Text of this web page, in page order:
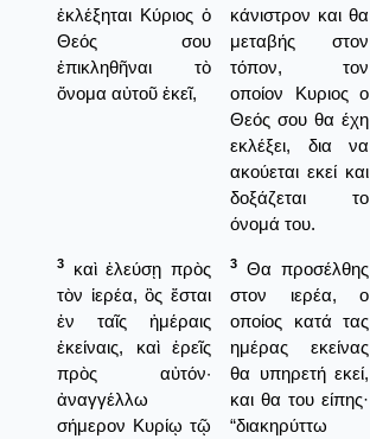
ἐκλέξηται Κύριος ὁ
Θεός σου
ἐπικληθῆναι τὸ
ὄνομα αὐτοῦ ἐκεῖ,
κάνιστρον και θα
μεταβής στον
τόπον, τον
οποίον Κυριος ο
Θεός σου θα έχη
εκλέξει, δια να
ακούεται εκεί και
δοξάζεται το
όνομά του.
3
καὶ ἐλεύσῃ πρὸς
τὸν ἱερέα, ὃς ἔσται
ἐν ταῖς ἡμέραις
ἐκείναις, καὶ ἐρεῖς
πρὸς αὐτόν·
ἀναγγέλλω
σήμερον Κυρίῳ τῷ
3
Θα προσέλθης
στον ιερέα, ο
οποίος κατά τας
ημέρας εκείνας
θα υπηρετή εκεί,
και θα του είπης·
“διακηρύττω